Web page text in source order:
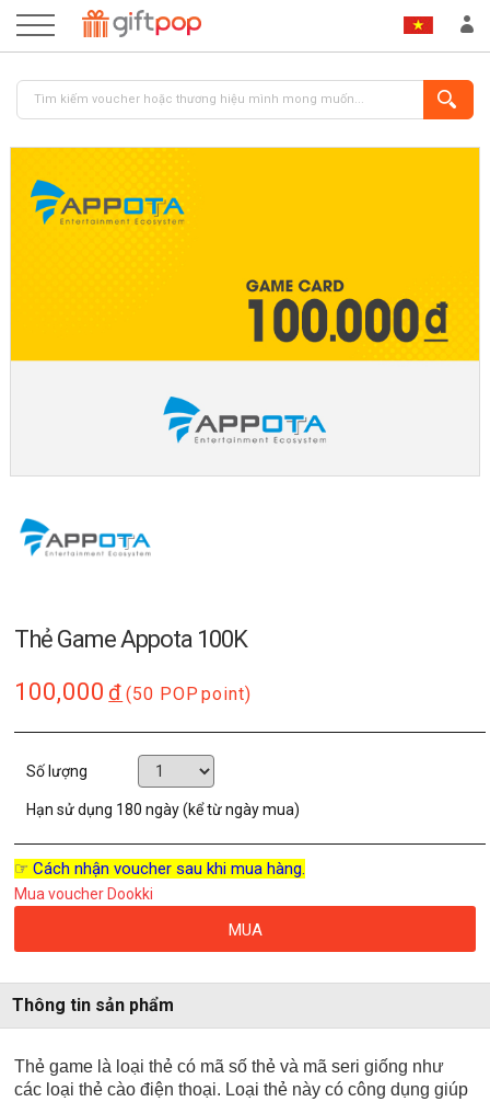
ĐĂNG KÝ
Thẻ Game Appota 100K
100,000 đ (50 POP point)
Số lượng
Hạn sử dụng 180 ngày (kể từ ngày mua)
☞ Cách nhận voucher sau khi mua hàng.
Mua voucher Dookki
MUA
Thông tin sản phẩm
Thẻ game là loại thẻ có mã số thẻ và mã seri giống như
các loại thẻ cào điện thoại. Loại thẻ này có công dụng giúp